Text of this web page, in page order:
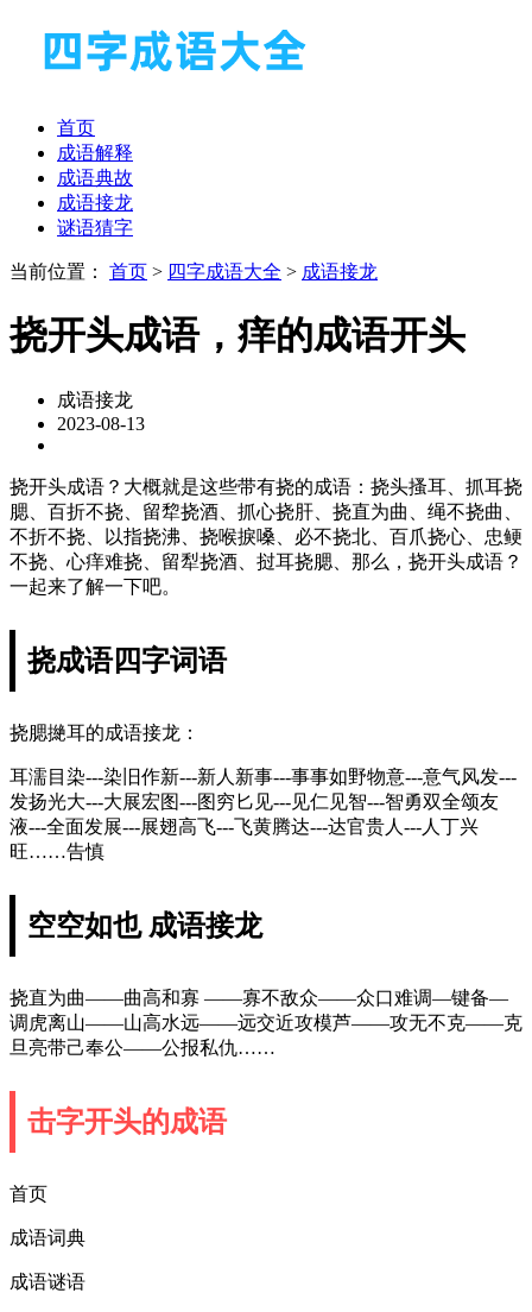
首页
成语解释
成语典故
成语接龙
谜语猜字
当前位置： 首页 > 四字成语大全 > 成语接龙
挠开头成语，痒的成语开头
成语接龙
2023-08-13
挠开头成语？大概就是这些带有挠的成语：挠头搔耳、抓耳挠
腮、百折不挠、留犂挠酒、抓心挠肝、挠直为曲、绳不挠曲、
不折不挠、以指挠沸、挠喉捩嗓、必不挠北、百爪挠心、忠鲠
不挠、心痒难挠、留犁挠酒、挝耳挠腮、那么，挠开头成语？
一起来了解一下吧。
挠成语四字词语
挠腮撧耳的成语接龙：
耳濡目染---染旧作新---新人新事---事事如野物意---意气风发---
发扬光大---大展宏图---图穷匕见---见仁见智---智勇双全颂友
液---全面发展---展翅高飞---飞黄腾达---达官贵人---人丁兴
旺……告慎
空空如也 成语接龙
挠直为曲——曲高和寡 ——寡不敌众——众口难调—键备—
调虎离山——山高水远——远交近攻模芦——攻无不克——克
旦亮带己奉公——公报私仇……
击字开头的成语
首页
成语词典
成语谜语